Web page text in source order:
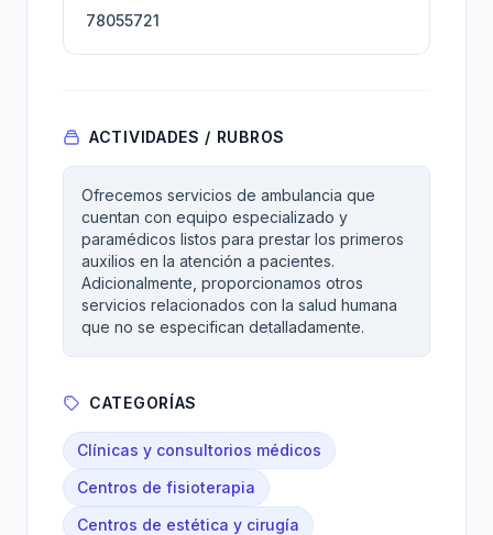
78055721
ACTIVIDADES / RUBROS
Ofrecemos servicios de ambulancia que
cuentan con equipo especializado y
paramédicos listos para prestar los primeros
auxilios en la atención a pacientes.
Adicionalmente, proporcionamos otros
servicios relacionados con la salud humana
que no se especifican detalladamente.
CATEGORÍAS
Clínicas y consultorios médicos
Centros de fisioterapia
Centros de estética y cirugía